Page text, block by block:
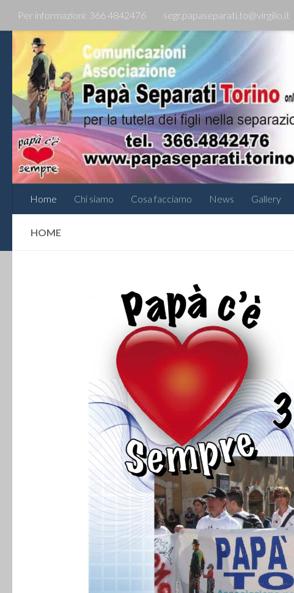
Per informazioni: 366 4842476 segr.papaseparati.to@virgilio.it
Home Chi siamo Cosa facciamo News Gallery
HOME